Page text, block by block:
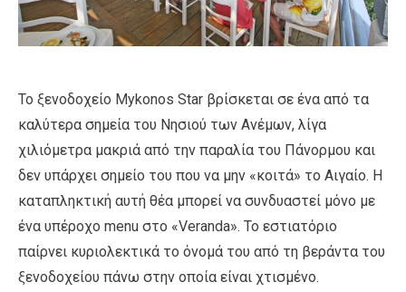
Το ξενοδοχείο Mykonos Star βρίσκεται σε ένα από τα
καλύτερα σημεία του Νησιού των Ανέμων, λίγα
χιλιόμετρα μακριά από την παραλία του Πάνορμου και
δεν υπάρχει σημείο του που να μην «κοιτά» το Αιγαίο. Η
καταπληκτική αυτή θέα μπορεί να συνδυαστεί μόνο με
ένα υπέροχο menu στο «Veranda». Το εστιατόριο
παίρνει κυριολεκτικά το όνομά του από τη βεράντα του
ξενοδοχείου πάνω στην οποία είναι χτισμένο.